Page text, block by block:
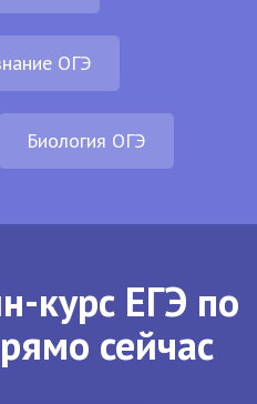
ОГЭ
Биология ОГЭ
курс ЕГЭ по
сейчас